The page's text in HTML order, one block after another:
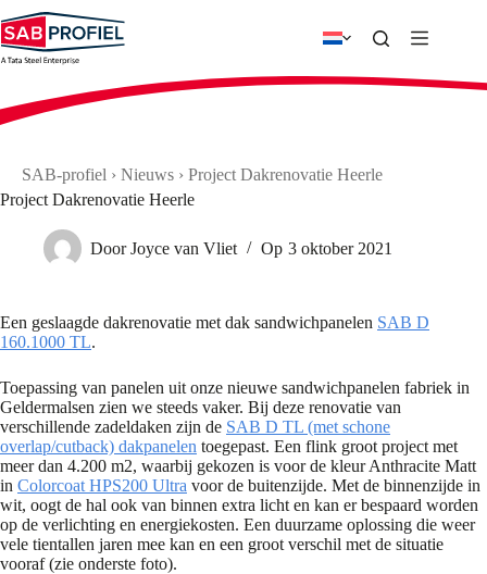
naar
de
inhoud
SAB-profiel › Nieuws › Project Dakrenovatie Heerle
Project Dakrenovatie Heerle
Door Joyce van Vliet Op 3 oktober 2021
Een geslaagde dakrenovatie met dak sandwichpanelen SAB D
160.1000 TL.
Toepassing van panelen uit onze nieuwe sandwichpanelen fabriek in
Geldermalsen zien we steeds vaker. Bij deze renovatie van
verschillende zadeldaken zijn de SAB D TL (met schone
overlap/cutback) dakpanelen toegepast. Een flink groot project met
meer dan 4.200 m2, waarbij gekozen is voor de kleur Anthracite Matt
in Colorcoat HPS200 Ultra voor de buitenzijde. Met de binnenzijde in
wit, oogt de hal ook van binnen extra licht en kan er bespaard worden
op de verlichting en energiekosten. Een duurzame oplossing die weer
vele tientallen jaren mee kan en een groot verschil met de situatie
vooraf (zie onderste foto).